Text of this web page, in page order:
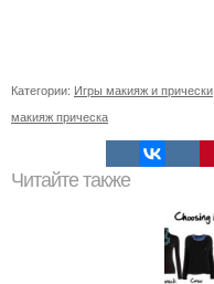
Категории: Игры макияж и прически
макияж прическа
Читайте также